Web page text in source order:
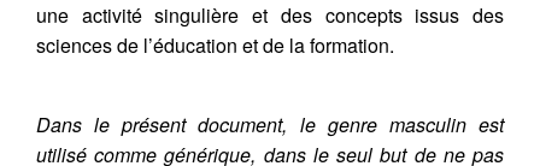
une activité singulière et des concepts issus des
sciences de l’éducation et de la formation.
Dans le présent document, le genre masculin est
utilisé comme générique, dans le seul but de ne pas